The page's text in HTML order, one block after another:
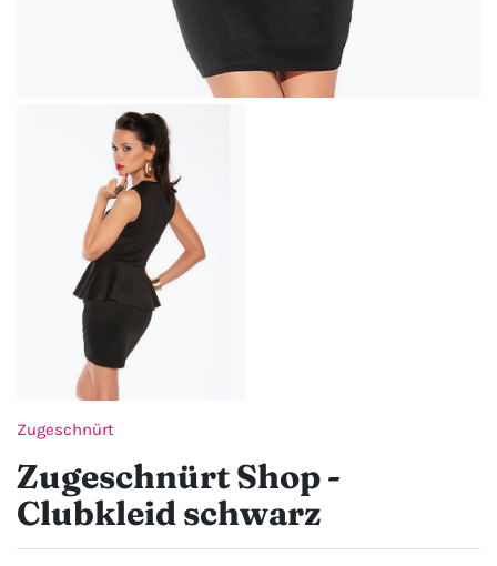
Zugeschnürt
Zugeschnürt Shop -
Clubkleid schwarz